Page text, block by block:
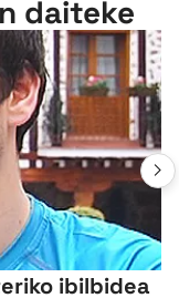
daiteke
ibilbidea